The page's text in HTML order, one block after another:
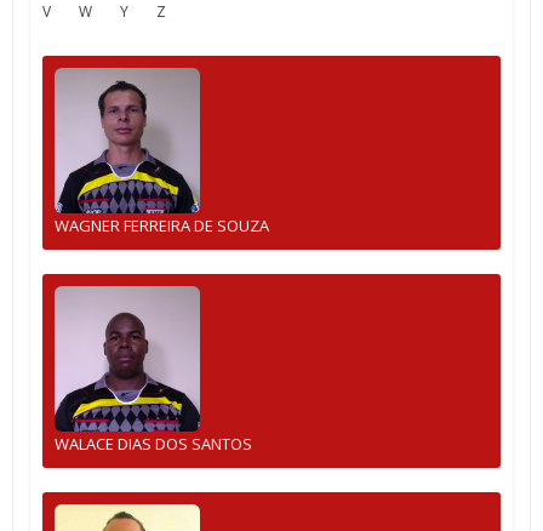
V
W Y Z
WAGNER FERREIRA DE SOUZA
WALACE DIAS DOS SANTOS